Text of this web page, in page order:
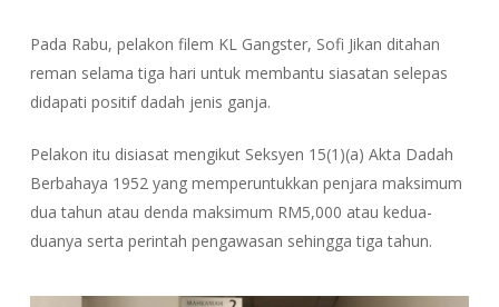
Pada Rabu, pelakon filem KL Gangster, Sofi Jikan ditahan
reman selama tiga hari untuk membantu siasatan selepas
didapati positif dadah jenis ganja.
Pelakon itu disiasat mengikut Seksyen 15(1)(a) Akta Dadah
Berbahaya 1952 yang memperuntukkan penjara maksimum
dua tahun atau denda maksimum RM5,000 atau kedua-
duanya serta perintah pengawasan sehingga tiga tahun.